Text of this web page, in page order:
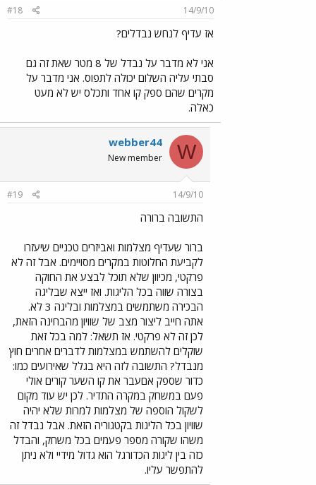
14/9/10
#18
אז עדיף לנחש נבדלים?
אני לא מדבר על נבדל של 8 מטר שאת זה גם
סבתי עליה השלום יכולה לתפוס. אני מדבר על
מקרים שהם ספק קו אחד ותכלס יש לא מעט
כאלה.
W
webber44
New member
14/9/10
#19
התשובה ברורה
ברור שעדיף מצלמות ואביזרים טכניים שיעזרו
לקביעת החלוטות במקרים מסויימים. אבל זה לא
פרקטי, מכיוון שלא תוכל לבצע את החוקה
בצורה שווה בכל הליגות. ואז ייצא שבליגה
הבכירה משתמשים במצלמות ובליגה 3 לא.
אתה חייב ליצור מצב של שוויון מהבחינה הזאת,
לכן זה לא פרקטי. אז תשאל: למה בכל זאת
שוקלים להשתמש במצלמות לדברים אחרים חוץ
מנבדל? התשובה לזה היא בגלל שאירועים כמו:
כדור שספק אםעבר את קו השער קורים אולי
פעם במשחק במקרה התדיר. לכן יש עוד מקום
לשקול הוספה של מצלמות למרות שלא יהיה
שוויון בכל הליגות בקטגוריה הזאת. אבל נבדל זה
משהו שקורה מספר פעמים בכל משחק, והבדל
כזה בין ליגות הכדורגל הוא גדול מידיי ולא ניתן
להתפשר עליו.